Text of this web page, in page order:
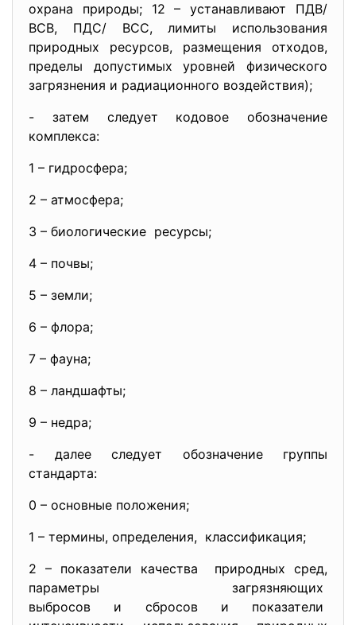
охрана природы; 12 – устанавливают ПДВ/
ВСВ, ПДС/ ВСС, лимиты использования
природных ресурсов, размещения отходов,
пределы допустимых уровней физического
загрязнения и радиационного воздействия);
- затем следует кодовое обозначение
комплекса:
1 – гидросфера;
2 – атмосфера;
3 – биологические ресурсы;
4 – почвы;
5 – земли;
6 – флора;
7 – фауна;
8 – ландшафты;
9 – недра;
- далее следует обозначение группы
стандарта:
0 – основные положения;
1 – термины, определения, классификация;
2 – показатели качества природных сред,
параметры загрязняющих
выбросов и сбросов и показатели